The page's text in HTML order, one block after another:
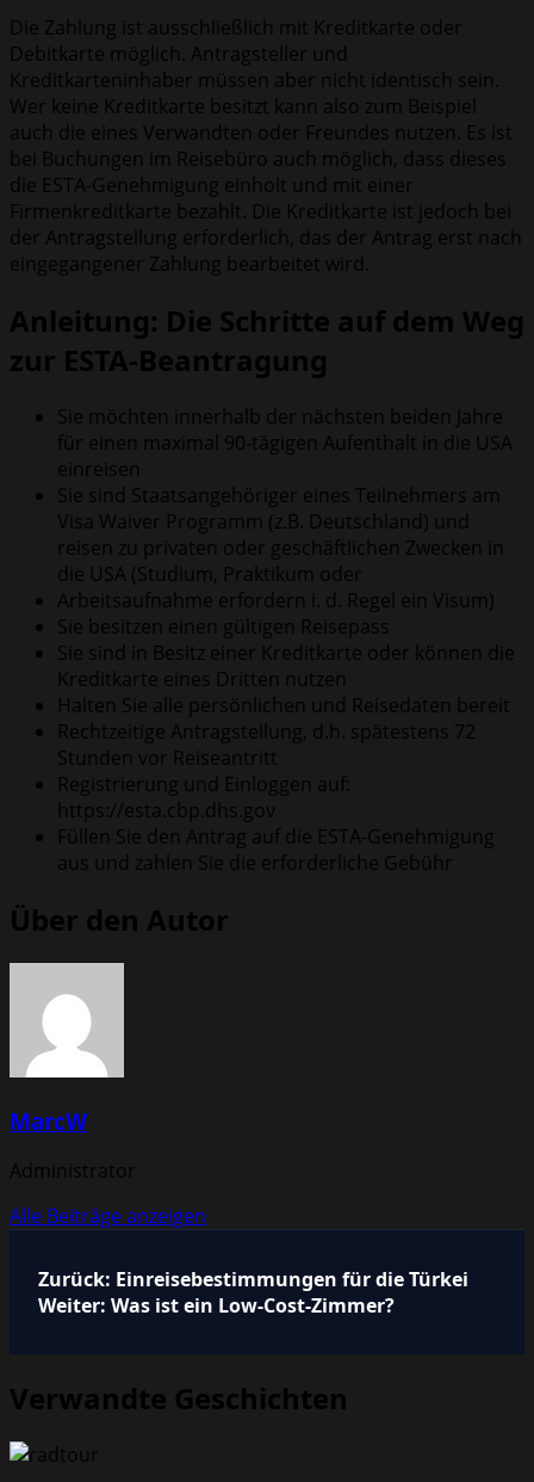
Die Zahlung ist ausschließlich mit Kreditkarte oder
Debitkarte möglich. Antragsteller und
Kreditkarteninhaber müssen aber nicht identisch sein.
Wer keine Kreditkarte besitzt kann also zum Beispiel
auch die eines Verwandten oder Freundes nutzen. Es ist
bei Buchungen im Reisebüro auch möglich, dass dieses
die ESTA-Genehmigung einholt und mit einer
Firmenkreditkarte bezahlt. Die Kreditkarte ist jedoch bei
der Antragstellung erforderlich, das der Antrag erst nach
eingegangener Zahlung bearbeitet wird.
Anleitung: Die Schritte auf dem Weg
zur ESTA-Beantragung
Sie möchten innerhalb der nächsten beiden Jahre
für einen maximal 90-tägigen Aufenthalt in die USA
einreisen
Sie sind Staatsangehöriger eines Teilnehmers am
Visa Waiver Programm (z.B. Deutschland) und
reisen zu privaten oder geschäftlichen Zwecken in
die USA (Studium, Praktikum oder
Arbeitsaufnahme erfordern i. d. Regel ein Visum)
Sie besitzen einen gültigen Reisepass
Sie sind in Besitz einer Kreditkarte oder können die
Kreditkarte eines Dritten nutzen
Halten Sie alle persönlichen und Reisedaten bereit
Rechtzeitige Antragstellung, d.h. spätestens 72
Stunden vor Reiseantritt
Registrierung und Einloggen auf:
https://esta.cbp.dhs.gov
Füllen Sie den Antrag auf die ESTA-Genehmigung
aus und zahlen Sie die erforderliche Gebühr
Über den Autor
MarcW
Administrator
Alle Beiträge anzeigen
Beitragsnavigation
Zurück: Einreisebestimmungen für die Türkei
Weiter: Was ist ein Low-Cost-Zimmer?
Verwandte Geschichten